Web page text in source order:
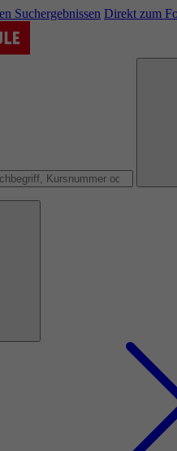
Suchergebnissen Direkt zum